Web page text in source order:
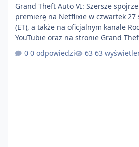
Grand Theft Auto VI: Szersze
premierę na Netflixie w czwartek 27
(ET), a także na oficjalnym kanale
YouTubie oraz na stronie Grand
(ET) 27 sierpnia. https://netflix.com/
Auto VI będzie dostępne 19
0 odpowiedzi 63